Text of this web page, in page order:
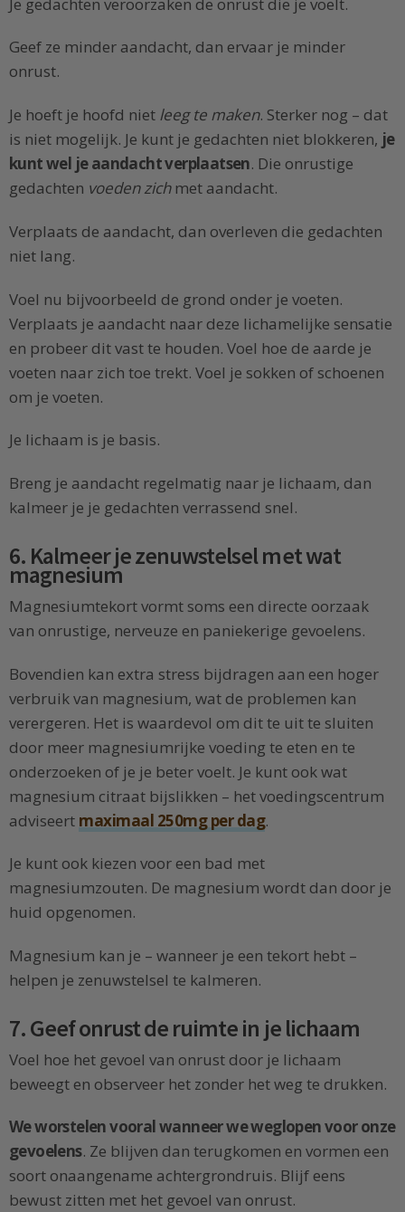
Geef ze minder aandacht, dan ervaar je minder
onrust.
Je hoeft je hoofd niet leeg te maken. Sterker nog – dat
is niet mogelijk. Je kunt je gedachten niet blokkeren, je
kunt wel je aandacht verplaatsen. Die onrustige
gedachten voeden zichmet aandacht.
Verplaats de aandacht, dan overleven die gedachten
niet lang.
Voel nu bijvoorbeeld de grond onder je voeten.
Verplaats je aandacht naar deze lichamelijke sensatie
en probeer dit vast te houden. Voel hoe de aarde je
voeten naar zich toe trekt. Voel je sokken of schoenen
om je voeten.
Je lichaam is je basis.
Breng je aandacht regelmatig naar je lichaam, dan
kalmeer je je gedachten verrassend snel.
6. Kalmeer je zenuwstelsel met wat
magnesium
Magnesiumtekort vormt soms een directe oorzaak
van onrustige, nerveuze en paniekerige gevoelens.
Bovendien kan extra stress bijdragen aan een hoger
verbruik van magnesium, wat de problemen kan
verergeren. Het is waardevol om dit te uit te sluiten
door meer magnesiumrijke voeding te eten en te
onderzoeken of je je beter voelt. Je kunt ook wat
magnesium citraat bijslikken – het voedingscentrum
adviseert maximaal 250mg per dag.
Je kunt ook kiezen voor een bad met
magnesiumzouten. De magnesium wordt dan door je
huid opgenomen.
Magnesium kan je – wanneer je een tekort hebt –
helpen je zenuwstelsel te kalmeren.
7. Geef onrust de ruimte in je lichaam
Voel hoe het gevoel van onrust door je lichaam
beweegt en observeer het zonder het weg te drukken.
We worstelen vooral wanneer we weglopen voor onze
gevoelens. Ze blijven dan terugkomen en vormen een
soort onaangename achtergrondruis. Blijf eens
bewust zitten met het gevoel van onrust.